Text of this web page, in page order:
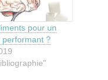
pour un
performant ?